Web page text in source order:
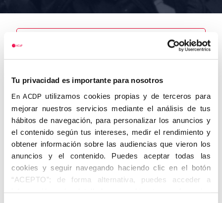
Tu privacidad es importante para nosotros
En ACDP utilizamos cookies propias y de terceros para
mejorar nuestros servicios mediante el análisis de tus
hábitos de navegación, para personalizar los anuncios y
el contenido según tus intereses, medir el rendimiento y
obtener información sobre las audiencias que vieron los
anuncios y el contenido. Puedes aceptar todas las
cookies y seguir navegando haciendo clic en el botón
“ACEPTO”; de forma alternativa, puedes acceder a
información más detallada y cambiar tus preferencias
Zoido Díaz,
Antonio
Autor
Centro de
adscripción
Fecha de
nacimiento
13/05/1913
Lugar de
Fecha de
defunción
Lugar de
defunción